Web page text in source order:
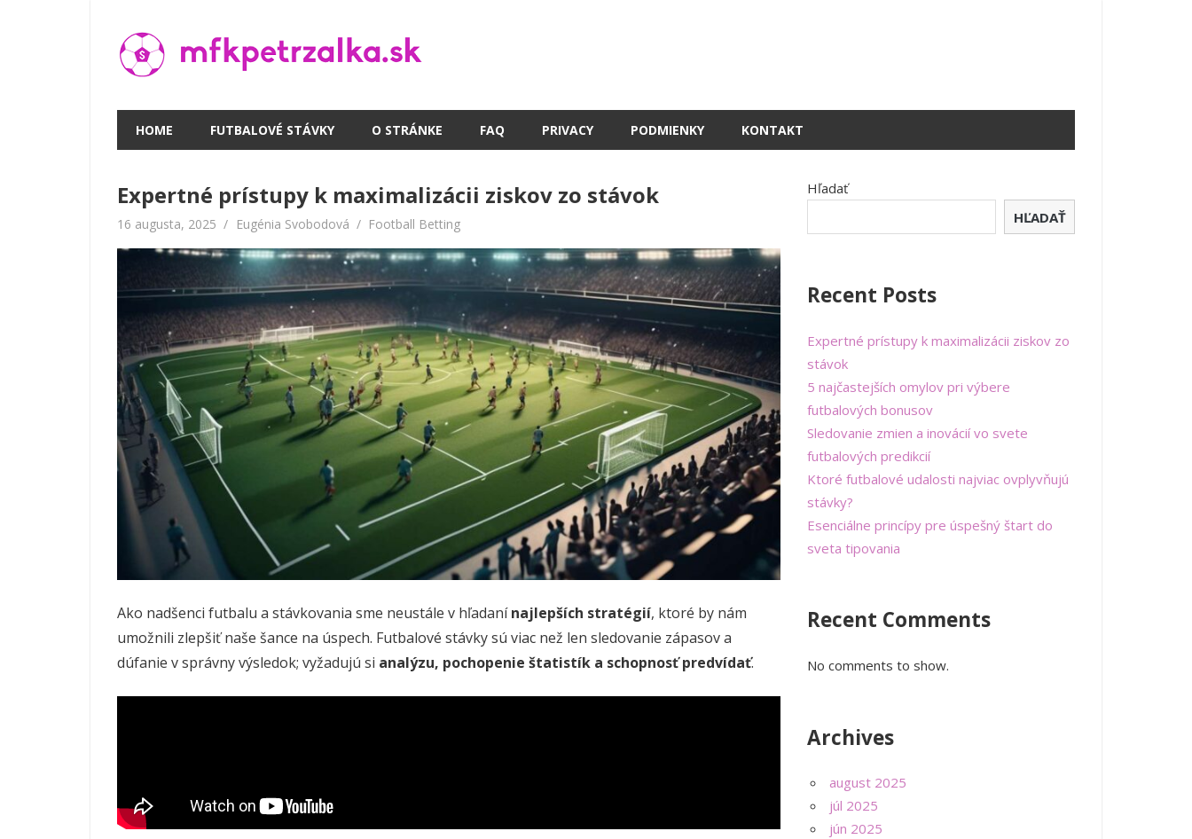
content
HOME FUTBALOVÉ STÁVKY O STRÁNKE FAQ PRIVACY PODMIENKY KONTAKT
Expertné prístupy k maximalizácii ziskov zo stávok
16 augusta, 2025 Eugénia Svobodová Football Betting
Ako nadšenci futbalu a stávkovania sme neustále v hľadanínajlepších stratégií, ktoré by nám
umožnili zlepšiť naše šance na úspech. Futbalové stávky sú viac než len sledovanie zápasov a
dúfanie v správny výsledok; vyžadujú si analýzu, pochopenie štatistík a schopnosť predvídať.
Hľadať
HĽADAŤ
Recent Posts
Expertné prístupy k maximalizácii ziskov zo
stávok
5 najčastejších omylov pri výbere
futbalových bonusov
Sledovanie zmien a inovácií vo svete
futbalových predikcií
Ktoré futbalové udalosti najviac ovplyvňujú
stávky?
Esenciálne princípy pre úspešný štart do
sveta tipovania
Recent Comments
No comments to show.
Archives
august 2025
júl 2025
jún 2025